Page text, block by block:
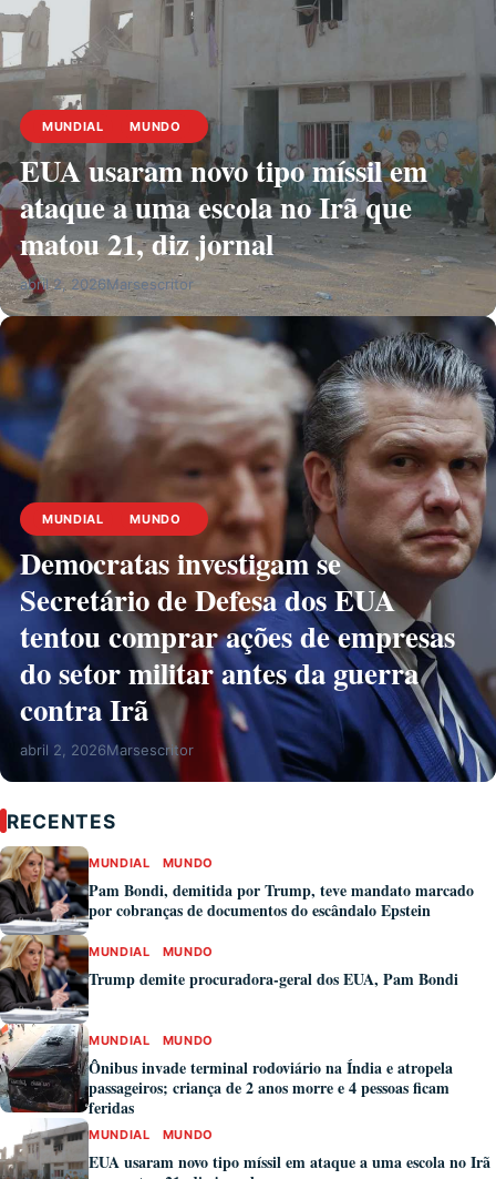
MUNDIAL MUNDO
EUA usaram novo tipo míssil em
ataque a uma escola no Irã que
matou 21, diz jornal
abril 2, 2026Marsescritor
MUNDIAL MUNDO
Democratas investigam se
Secretário de Defesa dos EUA
tentou comprar ações de empresas
do setor militar antes da guerra
contra Irã
abril 2, 2026Marsescritor
RECENTES
MUNDIAL MUNDO
Pam Bondi, demitida por Trump, teve mandato marcado
por cobranças de documentos do escândalo Epstein
MUNDIAL MUNDO
Trump demite procuradora-geral dos EUA, Pam Bondi
MUNDIAL MUNDO
Ônibus invade terminal rodoviário na Índia e atropela
passageiros; criança de 2 anos morre e 4 pessoas ficam
feridas
MUNDIAL MUNDO
EUA usaram novo tipo míssil em ataque a uma escola no Irã